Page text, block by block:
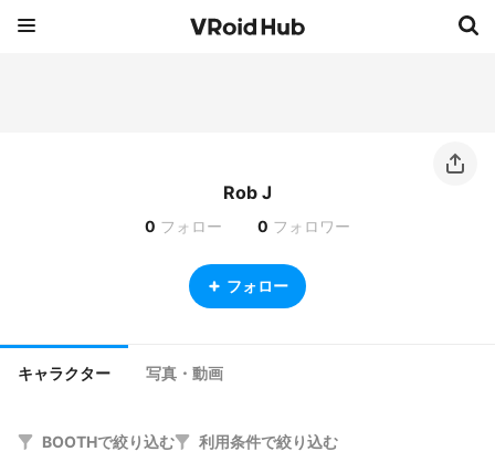
Rob J
0 フォロー 0 フォロワー
フォロー
キャラクター 写真・動画
BOOTHで絞り込む 利用条件で絞り込む